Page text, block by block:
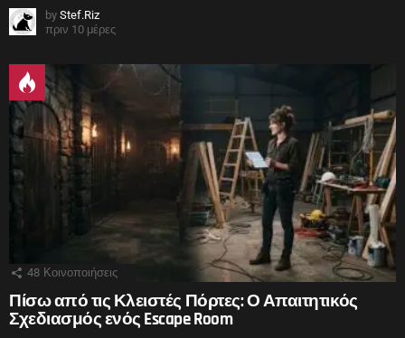
by Stef.Riz
πριν 10 μέρες
48 Κοινοποιήσεις
Πίσω από τις Κλειστές Πόρτες: Ο Απαιτητικός
Σχεδιασμός ενός Escape Room